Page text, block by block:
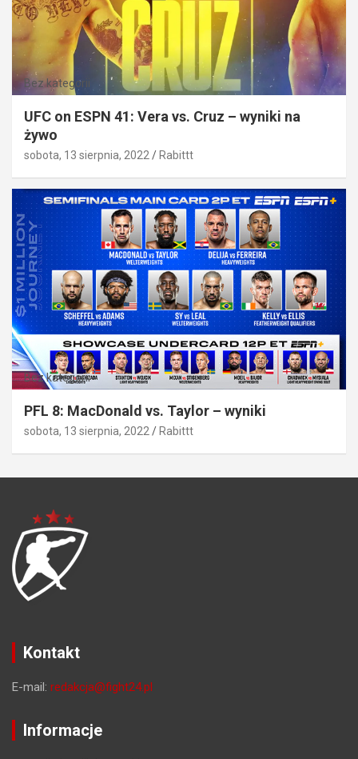
Bez kategorii
UFC on ESPN 41: Vera vs. Cruz – wyniki na
żywo
sobota, 13 sierpnia, 2022 Rabittt
Bez kategorii
PFL 8: MacDonald vs. Taylor – wyniki
sobota, 13 sierpnia, 2022 Rabittt
Kontakt
E-mail: redakcja@fight24.pl
Informacje